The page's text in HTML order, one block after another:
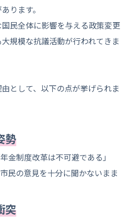
ります。
民全体に影響を与える政策変更
規模な抗議活動が行われてきま
として、以下の点が挙げられま
勢
金制度改革は不可避である」
民の意見を十分に聞かないまま
突